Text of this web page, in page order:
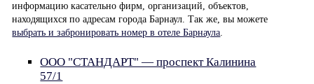
информацию касательно фирм, организаций, объектов,
находящихся по адресам города Барнаул. Так же, вы можете
выбрать и забронировать номер в отеле Барнаула
ООО "СТАНДАРТ" — проспект Калинина
57/1